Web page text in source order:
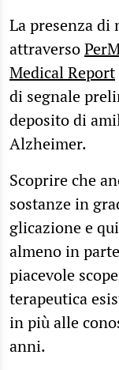
La presenza
attraverso
Medical Report
di segnale
deposito di
Alzheimer.
Scoprire che
sostanze in
glicazione e
almeno in
piacevole
terapeutica
in più alle
anni.